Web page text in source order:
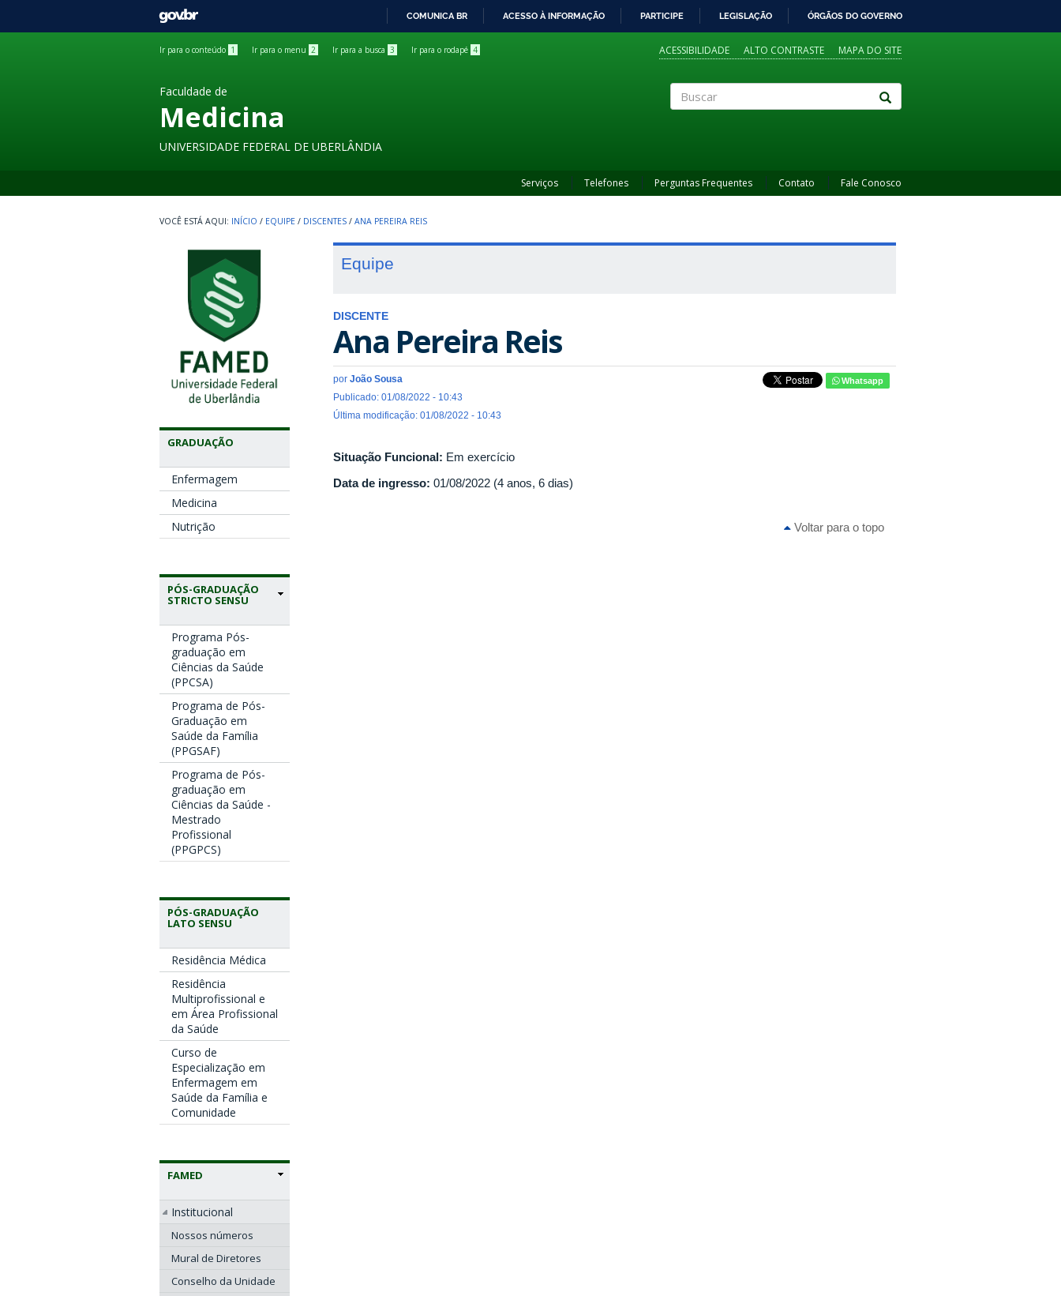
GOVBR
COMUNICA BR ACESSO À INFORMAÇÃO PARTICIPE LEGISLAÇÃO ÓRGÃOS DO GOVERNO
Ir para o conteúdo 1 Ir para o menu 2 Ir para a busca 3 Ir para o rodapé 4 ACESSIBILIDADE ALTO CONTRASTE MAPA DO SITE
Faculdade de
Medicina
UNIVERSIDADE FEDERAL DE UBERLÂNDIA
Serviços Telefones Perguntas Frequentes Contato Fale Conosco
INÍCIO / EQUIPE / DISCENTES / ANA PEREIRA REIS
GRADUAÇÃO
Enfermagem
Medicina
Nutrição
PÓS-GRADUAÇÃO
STRICTO SENSU
Programa Pós-
graduação em
Ciências da Saúde
(PPCSA)
Programa de Pós-
Graduação em
Saúde da Família
(PPGSAF)
Programa de Pós-
graduação em
Ciências da Saúde -
Mestrado
Profissional
(PPGPCS)
PÓS-GRADUAÇÃO
LATO SENSU
Residência Médica
Residência
Multiprofissional e
em Área Profissional
da Saúde
Curso de
Especialização em
Enfermagem em
Saúde da Família e
Comunidade
FAMED
Institucional
Nossos números
Mural de Diretores
Conselho da Unidade
Equipe
DISCENTE
Ana Pereira Reis
por João Sousa
Publicado: 01/08/2022 - 10:43
Última modificação: 01/08/2022 - 10:43
Whatsapp
Situação Funcional: Em exercício
Data de ingresso: 01/08/2022 (4 anos, 6 dias)
Voltar para o topo